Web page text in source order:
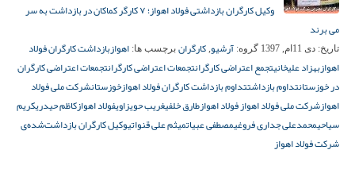
وکیل کارگران بازداشتی فولاد اهواز؛ ۷ کارگر کماکان در بازداشت به سر
می برند
تاریخ: دی 11ام, 1397 گروه: آرشیو, کارگران برچسب ها: اهوازبازداشت کارگران فولاد
اهوازبهزاد علیخانیتجمع اعتراضی کارگرانتجمعات اعتراضی کارگرانتجمعات اعتراضی کارگران
در خوزستانتداوم بازداشتتداوم بازداشت کارگران فولاد اهوازخوزستانشرکت ملی فولاد
اهوازشرکت ملی فولاد اهواز فولاد اهوازطارق خلفیغریب حویزاویفولاد اهوازکاظم حیدریکریم
سیاحیمحمدعلی جداری فروغیمصطفی عبیاتمیثم علی قنواتیوکیل کارگران بازداشت‌شده‌ی
شرکت فولاد اهواز